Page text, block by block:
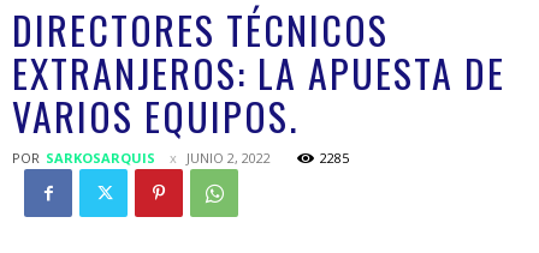
DIRECTORES TÉCNICOS
EXTRANJEROS: LA APUESTA DE
VARIOS EQUIPOS.
POR SARKOSARQUIS JUNIO 2, 2022 2285